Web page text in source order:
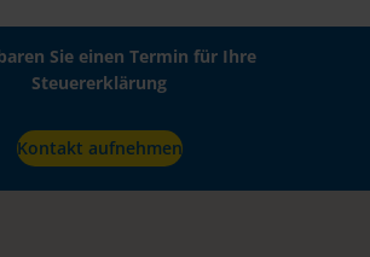
Sie einen Termin für Ihre
Steuererklärung
Kontakt aufnehmen